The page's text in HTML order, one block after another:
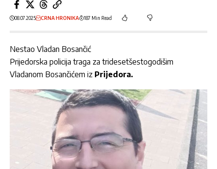
08.07.2025 CRNA HRONIKA 187 Min Read
Nestao Vladan Bosančić
Prijedorska policija traga za tridesetšestogodišim
Vladanom Bosančićem iz Prijedora.